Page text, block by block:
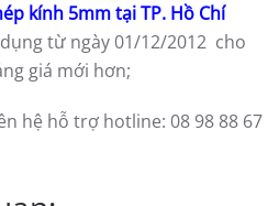
kính 5mm tại TP. Hồ Chí
từ ngày 01/12/2012 cho
giá mới hơn;
hệ hỗ trợ hotline: 08 98 88 67